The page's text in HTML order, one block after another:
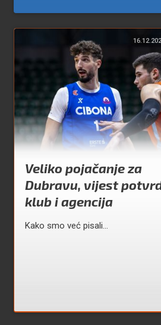
Piše:Paulo Sarić
Veliko pojačanje za
Dubravu, vijest
klub i agencija
Kako smo već pisali...